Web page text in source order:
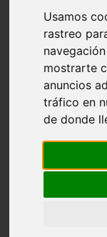
Usamos
rastreo
mostrarte
anuncios
tráfico en
de donde
comportamiento
protagonistas
reptiles
abandono
adopci n
ferias
higiene
snacks
acuario
iberzoo propet
comercios
viajar